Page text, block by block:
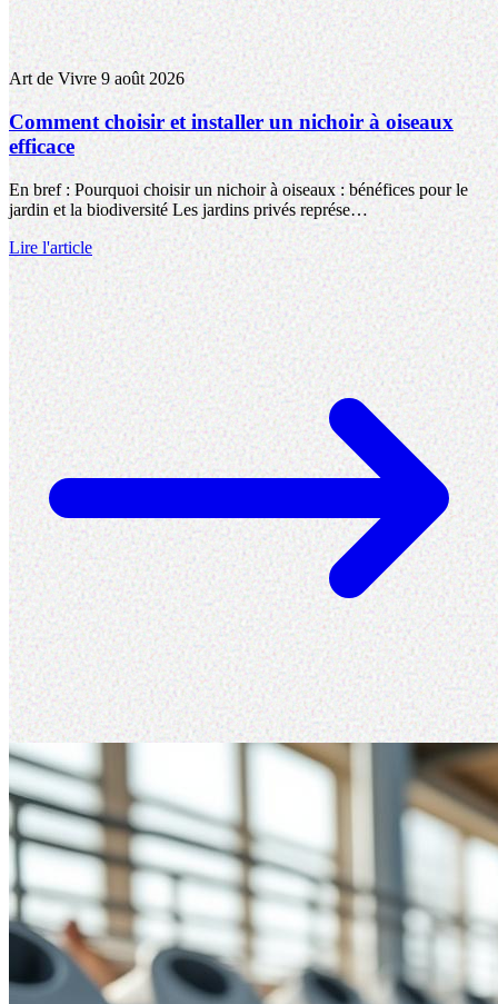
Art de Vivre 9 août 2026
Comment choisir et installer un nichoir à oiseaux
efficace
En bref : Pourquoi choisir un nichoir à oiseaux : bénéfices pour le
jardin et la biodiversité Les jardins privés représe…
Lire l'article